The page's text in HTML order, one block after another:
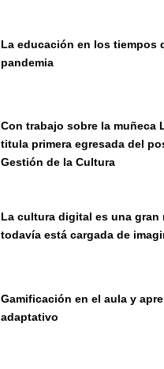
La educación en los tiempos
pandemia
Con trabajo sobre la muñeca
titula primera egresada del
Gestión de la Cultura
La cultura digital es una gran
todavía está cargada de
Gamificación en el aula y
adaptativo